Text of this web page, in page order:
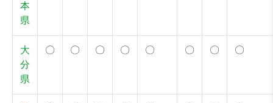
本
県
大
分
県
〇 〇 〇 〇 〇 〇 〇 〇